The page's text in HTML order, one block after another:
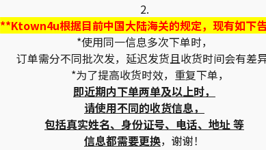
2.
**Ktown4u根据目前中国大陆海关的规定，现有如下
*使用同一信息多次下单时，
订单需分不同批次发，延迟发货且收货时间会有差
*为了提高收货时效，重复下单，
即近期内下单两单及以上时，
请使用不同的收货信息，
包括真实姓名、身份证号、电话、地址 等
信息都需要更换，谢谢！